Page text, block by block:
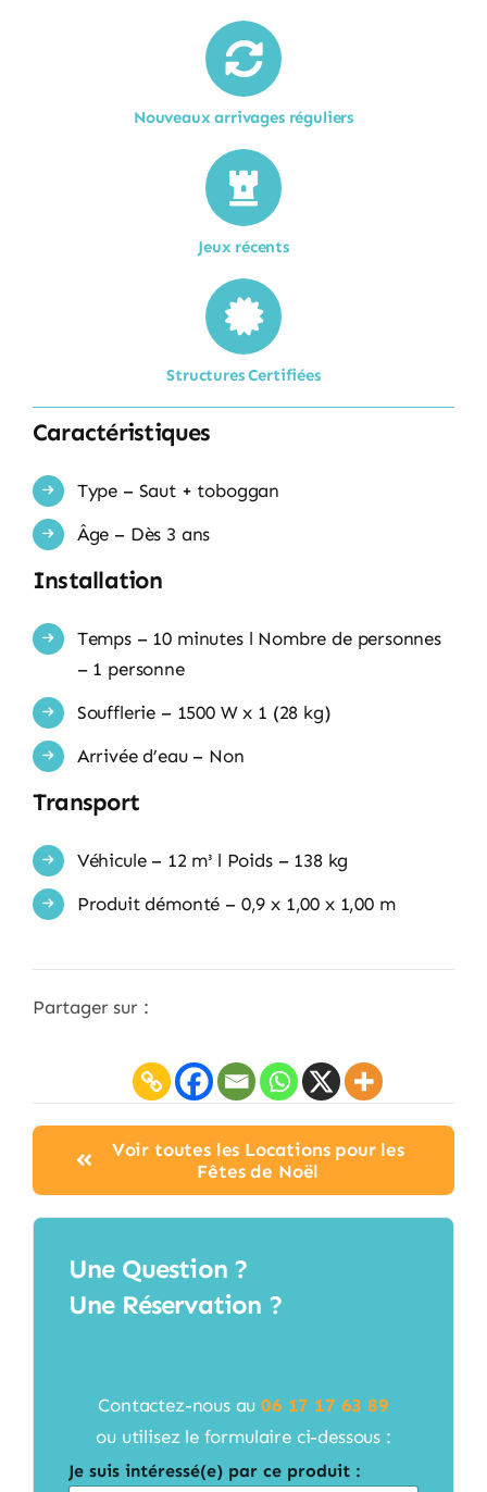
Nouveaux arrivages réguliers
Jeux récents
Structures Certifiées
Caractéristiques
Type – Saut + toboggan
Âge – Dès 3 ans
Installation
Temps – 10 minutes l Nombre de personnes
– 1 personne
Soufflerie – 1500 W x 1 (28 kg)
Arrivée d’eau – Non
Transport
Véhicule – 12 m³ l Poids – 138 kg
Produit démonté – 0,9 x 1,00 x 1,00 m
Partager sur :
Voir toutes les Locations pour les
Fêtes de Noël
Une Question ?
Une Réservation ?
Contactez-nous au06 17 17 63 89
ou utilisez le formulaire ci-dessous :
Je suis intéressé(e) par ce produit :